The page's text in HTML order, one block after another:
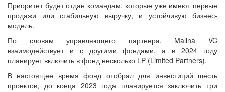
Приоритет будет отдан командам, которые уже имеют первые
продажи или стабильную выручку, и устойчивую бизнес-
модель.
По словам управляющего партнера, Malina VC
взаимодействует и с другими фондами, а в 2024 году
планирует включить в фонд несколько LP (Limited Partners).
В настоящее время фонд отобрал для инвестиций шесть
проектов, до конца 2023 года планируется заключить три